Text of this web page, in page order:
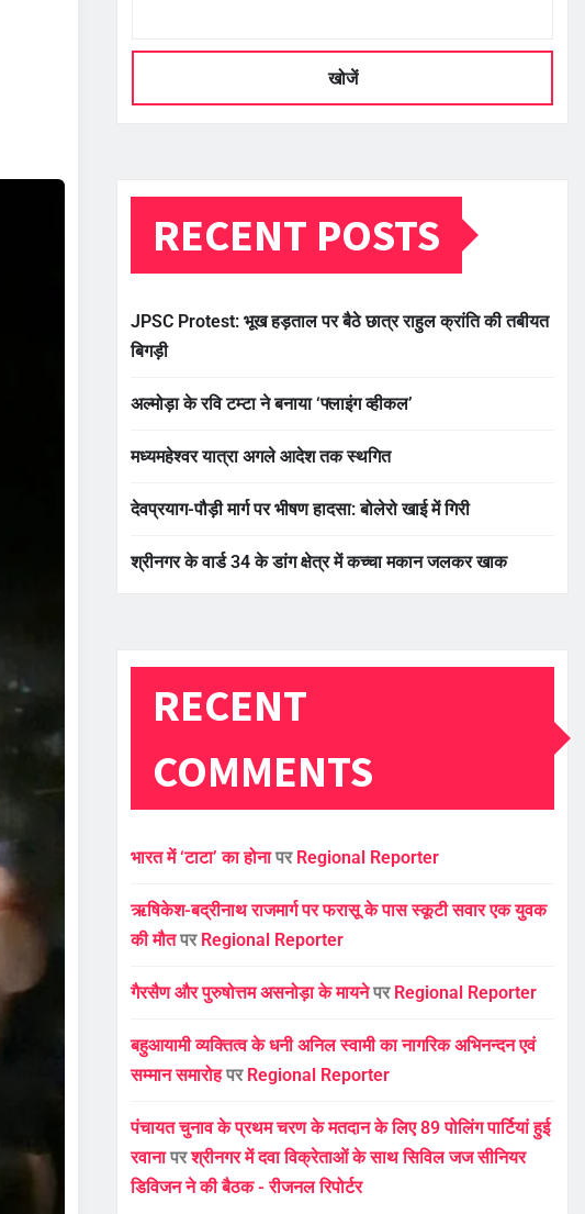
खोजें
RECENT POSTS
JPSC Protest: भूख हड़ताल पर बैठे छात्र राहुल क्रांति की तबीयत
बिगड़ी
अल्मोड़ा के रवि टम्टा ने बनाया ‘फ्लाइंग व्हीकल’
मध्यमहेश्वर यात्रा अगले आदेश तक स्थगित
देवप्रयाग-पौड़ी मार्ग पर भीषण हादसा: बोलेरो खाई में गिरी
श्रीनगर के वार्ड 34 के डांग क्षेत्र में कच्चा मकान जलकर खाक
RECENT
COMMENTS
भारत में ‘टाटा’ का होनापर Regional Reporter
ऋषिकेश-बद्रीनाथ राजमार्ग पर फरासू के पास स्कूटी सवार एक युवक
की मौतपर Regional Reporter
गैरसैण और पुरुषोत्तम असनोड़ा के मायनेपर Regional Reporter
बहुआयामी व्यक्तित्व के धनी अनिल स्वामी का नागरिक अभिनन्दन एवं
सम्मान समारोहपर Regional Reporter
पंचायत चुनाव के प्रथम चरण के मतदान के लिए 89 पोलिंग पार्टियां हुई
रवानापरश्रीनगर में दवा विक्रेताओं के साथ सिविल जज सीनियर
डिविजन ने की बैठक - रीजनल रिपोर्टर